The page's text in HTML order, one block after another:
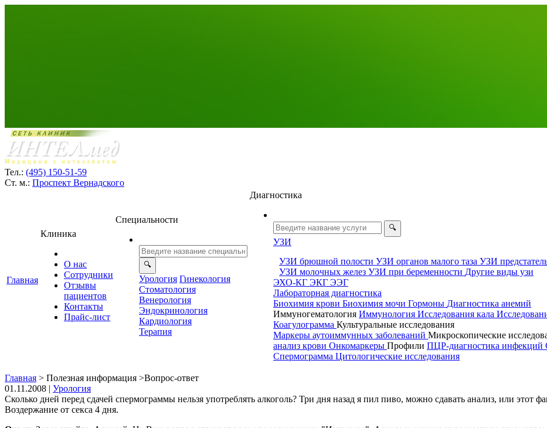
Тел.: (495) 150-51-59
Ст. м.: Проспект Вернадского
Главная
Клиника
О нас
Сотрудники
Отзывы
ациенто
Контакты
Прайс-лист
Специальности
Урология Гинекология
Стоматология
енерология
Эндокринология
Кардиология
Терапия
Диагностика
УЗИ
УЗИ брюшной полости УЗИ органов малого таза УЗИ
УЗИ молочных желез УЗИ при беременности Другие виды узи
ЭХО-КГ ЭКГ ЭЭГ
Лабораторная диагностика
Биохимия крови Биохимия мочи Гормоны Диагностика анемий
Иммуногематология Иммунология Исследования кала
Коагулограмма Культуральные исследования
Маркеры аутоиммунных заболеваний Микроскопические
анализ крови Онкомаркеры Профили ПЦР-диагностика инфекций
Спермограмма Цитологические исследования
Главная > Полезная информация >опрос-ответ
01.11.2008 | Урология
Сколько дней перед сдачей спермограммы нельзя употреблять алкоголь? Три дня назад я пил пиво, можно сдавать анализ, или этот
оздержание от секса 4 дня.